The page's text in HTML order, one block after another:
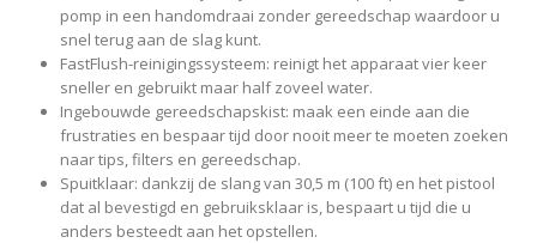
pomp in een handomdraai zonder gereedschap waardoor u
snel terug aan de slag kunt.
FastFlush-reinigingssysteem: reinigt het apparaat vier keer
sneller en gebruikt maar half zoveel water.
Ingebouwde gereedschapskist: maak een einde aan die
frustraties en bespaar tijd door nooit meer te moeten zoeken
naar tips, filters en gereedschap.
Spuitklaar: dankzij de slang van 30,5 m (100 ft) en het pistool
dat al bevestigd en gebruiksklaar is, bespaart u tijd die u
anders besteedt aan het opstellen.